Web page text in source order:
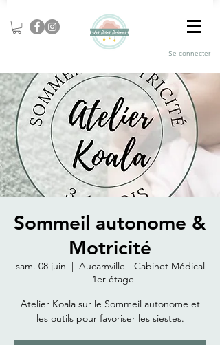
Se connecter
Sommeil autonome &
Motricité
sam. 08 juin
  |
Aucamville - Cabinet Médical
- 1er étage
Atelier Koala sur le Sommeil autonome et
les outils pour favoriser les siestes.